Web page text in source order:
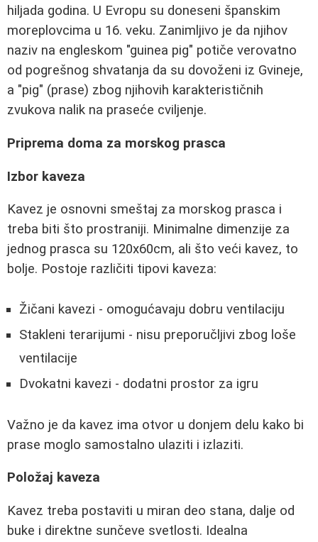
hiljada godina. U Evropu su doneseni španskim
moreplovcima u 16. veku. Zanimljivo je da njihov
naziv na engleskom "guinea pig" potiče verovatno
od pogrešnog shvatanja da su dovoženi iz Gvineje,
a "pig" (prase) zbog njihovih karakterističnih
zvukova nalik na praseće cviljenje.
Priprema doma za morskog prasca
Izbor kaveza
Kavez je osnovni smeštaj za morskog prasca i
treba biti što prostraniji. Minimalne dimenzije za
jednog prasca su 120x60cm, ali što veći kavez, to
bolje. Postoje različiti tipovi kaveza:
Žičani kavezi - omogućavaju dobru ventilaciju
Stakleni terarijumi - nisu preporučljivi zbog loše
ventilacije
Dvokatni kavezi - dodatni prostor za igru
Važno je da kavez ima otvor u donjem delu kako bi
prase moglo samostalno ulaziti i izlaziti.
Položaj kaveza
Kavez treba postaviti u miran deo stana, dalje od
buke i direktne sunčeve svetlosti. Idealna